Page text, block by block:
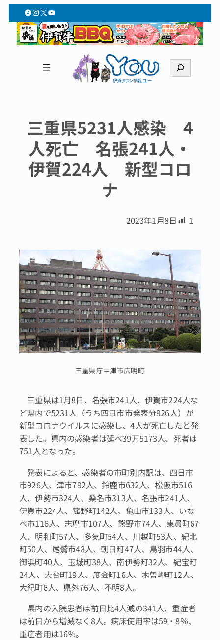
Facebook
Instagram
X YouTube
索
三重県5231人感染 4
人死亡 名張241人・
伊賀224人 新型コロ
ナ
2023年1月8日 1
三重県庁＝津市広明町
三重県は1月8日、名張市241人、伊賀市224人な
ど県内で5231人（うち四日市市発表分926人）が
新型コロナウイルスに感染し、4人が死亡したと発
表した。県内の感染者は延べ39万5173人、死者は
751人となった。
発表によると、感染者の市町別内訳は、四日市
市926人、津市792人、鈴鹿市632人、松阪市516
人、伊勢市324人、桑名市313人、名張市241人、
伊賀市224人、菰野町142人、亀山市133人、いな
べ市116人、志摩市107人、熊野市74人、東員町67
人、明和町57人、多気町54人、川越町53人、紀北
町50人、尾鷲市48人、朝日町47人、鳥羽市44人、
御浜町40人、玉城町38人、南伊勢町32人、紀宝町
24人、大台町19人、度会町16人、木曽岬町12人、
大紀町6人、県外76人、不明8人。
県内の入院患者は前日比4人減の341人、重症者
は前日から増減なく8人。病床使用率は59・8％、
重症者用は16％。